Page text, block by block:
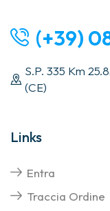
(+39)
S.P. 335 Km
(CE)
Links
Entra
Traccia Ordine